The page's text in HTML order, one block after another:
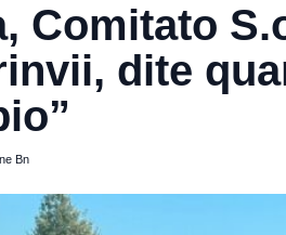
Comitato
dite
Bn